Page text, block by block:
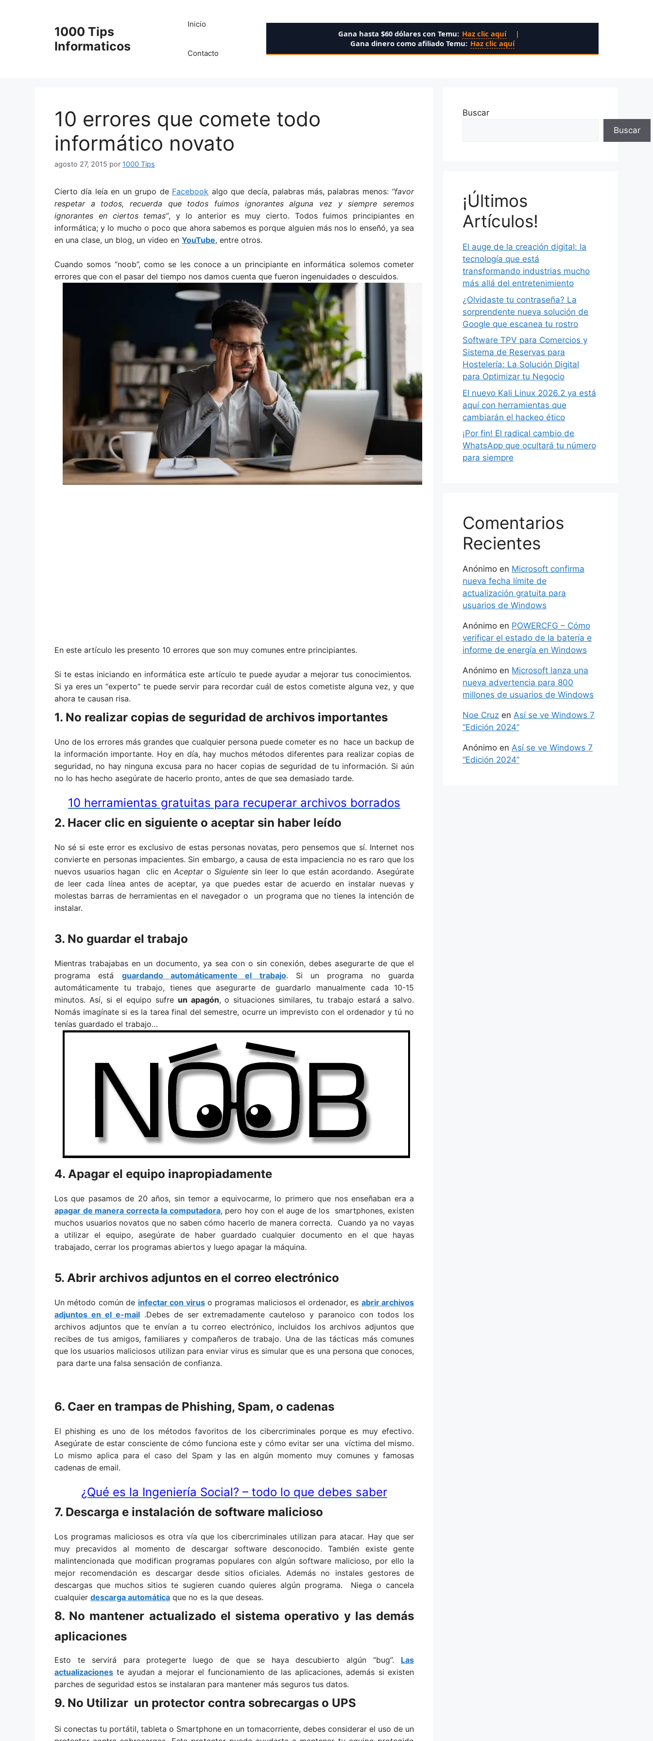
1000 Tips
Informaticos
Inicio
Contacto
Gana hasta $60 dólares con Temu: Haz clic aquí
|
Gana dinero como afiliado Temu: Haz clic aquí
10 errores que comete todo
informático novato
agosto 27, 2015 por 1000 Tips
Cierto día leía en un grupo de Facebook algo que decía, palabras más, palabras menos: “favor
respetar a todos, recuerda que todos fuimos ignorantes alguna vez y siempre seremos
ignorantes en ciertos temas”, y lo anterior es muy cierto. Todos fuimos principiantes en
informática; y lo mucho o poco que ahora sabemos es porque alguien más nos lo enseñó, ya sea
en una clase, un blog, un video en YouTube, entre otros.
Cuando somos “noob”, como se les conoce a un principiante en informática solemos cometer
errores que con el pasar del tiempo nos damos cuenta que fueron ingenuidades o descuidos.
En este artículo les presento 10 errores que son muy comunes entre principiantes.
Si te estas iniciando en informática este artículo te puede ayudar a mejorar tus conocimientos.
Si ya eres un “experto” te puede servir para recordar cuál de estos cometiste alguna vez, y que
ahora te causan risa.
1. No realizar copias de seguridad de archivos importantes
Uno de los errores más grandes que cualquier persona puede cometer es no hace un backup de
la información importante. Hoy en día, hay muchos métodos diferentes para realizar copias de
seguridad, no hay ninguna excusa para no hacer copias de seguridad de tu información. Si aún
no lo has hecho asegúrate de hacerlo pronto, antes de que sea demasiado tarde.
10 herramientas gratuitas para recuperar archivos borrados
2. Hacer clic en siguiente o aceptar sin haber leído
No sé si este error es exclusivo de estas personas novatas, pero pensemos que sí. Internet nos
convierte en personas impacientes. Sin embargo, a causa de esta impaciencia no es raro que los
nuevos usuarios hagan clic enAceptaroSiguiente sin leer lo que están acordando. Asegúrate
de leer cada línea antes de aceptar, ya que puedes estar de acuerdo en instalar nuevas y
molestas barras de herramientas en el navegador o un programa que no tienes la intención de
instalar.
3. No guardar el trabajo
Mientras trabajabas en un documento, ya sea con o sin conexión, debes asegurarte de que el
programa está guardando automáticamente el trabajo. Si un programa no guarda
automáticamente tu trabajo, tienes que asegurarte de guardarlo manualmente cada 10-15
minutos. Así, si el equipo sufre un apagón, o situaciones similares, tu trabajo estará a salvo.
Nomás imagínate si es la tarea final del semestre, ocurre un imprevisto con el ordenador y tú no
tenías guardado el trabajo…
4. Apagar el equipo inapropiadamente
Los que pasamos de 20 años, sin temor a equivocarme, lo primero que nos enseñaban era a
apagar de manera correcta la computadora, pero hoy con el auge de los smartphones, existen
muchos usuarios novatos que no saben cómo hacerlo de manera correcta. Cuando ya no vayas
a utilizar el equipo, asegúrate de haber guardado cualquier documento en el que hayas
trabajado, cerrar los programas abiertos y luego apagar la máquina.
5. Abrir archivos adjuntos en el correo electrónico
Un método común de infectar con viruso programas maliciosos el ordenador, es abrir archivos
adjuntos en el e-mail.Debes de ser extremadamente cauteloso y paranoico con todos los
archivos adjuntos que te envían a tu correo electrónico, incluidos los archivos adjuntos que
recibes de tus amigos, familiares y compañeros de trabajo. Una de las tácticas más comunes
que los usuarios maliciosos utilizan para enviar virus es simular que es una persona que conoces,
para darte una falsa sensación de confianza.
6. Caer en trampas de Phishing, Spam, o cadenas
El phishing es uno de los métodos favoritos de los cibercriminales porque es muy efectivo.
Asegúrate de estar consciente de cómo funciona este y cómo evitar ser una víctima del mismo.
Lo mismo aplica para el caso del Spam y las en algún momento muy comunes y famosas
cadenas de email.
¿Qué es la Ingeniería Social? – todo lo que debes saber
7. Descarga e instalación de software malicioso
Los programas maliciosos es otra vía que los cibercriminales utilizan para atacar. Hay que ser
muy precavidos al momento de descargar software desconocido. También existe gente
malintencionada que modifican programas populares con algún software malicioso, por ello la
mejor recomendación es descargar desde sitios oficiales. Además no instales gestores de
descargas que muchos sitios te sugieren cuando quieres algún programa. Niega o cancela
cualquier descarga automática que no es la que deseas.
8. No mantener actualizado el sistema operativo y las demás
aplicaciones
Esto te servirá para protegerte luego de que se haya descubierto algún “bug”. Las
actualizaciones te ayudan a mejorar el funcionamiento de las aplicaciones, además si existen
parches de seguridad estos se instalaran para mantener más seguros tus datos.
9. No Utilizar un protector contra sobrecargas o UPS
Si conectas tu portátil, tableta o Smartphone en un tomacorriente, debes considerar el uso de un
Buscar
Buscar
¡Últimos
Artículos!
El auge de la creación digital: la
tecnología que está
transformando industrias mucho
más allá del entretenimiento
¿Olvidaste tu contraseña? La
sorprendente nueva solución de
Google que escanea tu rostro
Software TPV para Comercios y
Sistema de Reservas para
Hostelería: La Solución Digital
para Optimizar tu Negocio
El nuevo Kali Linux 2026.2 ya está
aquí con herramientas que
cambiarán el hackeo ético
¡Por fin! El radical cambio de
WhatsApp que ocultará tu número
para siempre
Comentarios
Recientes
Anónimo en Microsoft confirma
nueva fecha límite de
actualización gratuita para
usuarios de Windows
Anónimo en POWERCFG – Cómo
verificar el estado de la batería e
informe de energía en Windows
Anónimo en Microsoft lanza una
nueva advertencia para 800
millones de usuarios de Windows
Noe Cruz en Así se ve Windows 7
“Edición 2024”
Anónimo en Así se ve Windows 7
“Edición 2024”